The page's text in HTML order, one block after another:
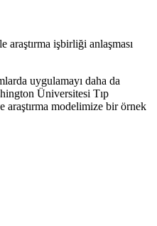
işbirliği anlaşması
uygulamayı daha da
Üniversitesi Tıp
araştırma modelimize bir örnek